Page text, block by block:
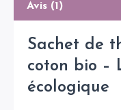
Avis (1)
Sachet de
coton bio –
écologique